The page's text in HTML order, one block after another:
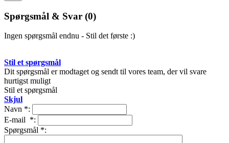
Spørgsmål & Svar (0)
Ingen spørgsmål endnu - Stil det første :)
Stil et spørgsmål
Dit spørgsmål er modtaget og sendt til vores team, der vil svare
hurtigst muligt
Stil et spørgsmål
Skjul
Navn *:
E-mail *:
Spørgsmål *: